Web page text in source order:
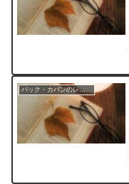
バック・カバンのレビュー